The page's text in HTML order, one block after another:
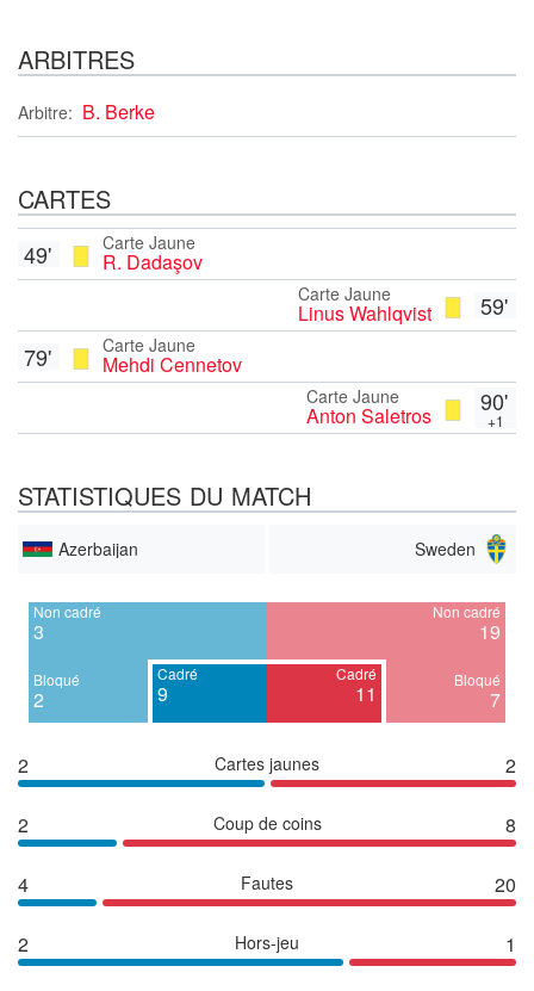
ARBITRES
Arbitre: B. Berke
CARTES
Carte Jaune
R. Dadaşov
49'
59'
Carte Jaune
Linus Wahlqvist
Carte Jaune
Mehdi Cennetov
79'
90'
+1
Carte Jaune
Anton Saletros
STATISTIQUES DU MATCH
Azerbaijan Sweden
Non cadré
3
Bloqué
2
Cadré
9
Cadré
11
Non cadré
19
Bloqué
7
2 Cartes jaunes 2
2 Coup de coins 8
4 Fautes 20
2 Hors-jeu 1